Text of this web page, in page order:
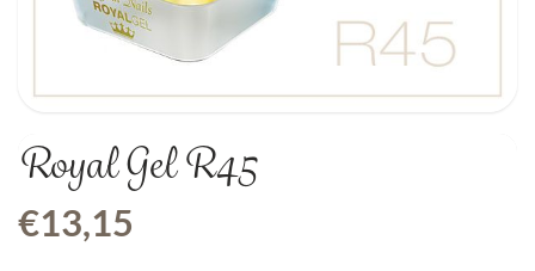
Royal Gel R45
€13,15